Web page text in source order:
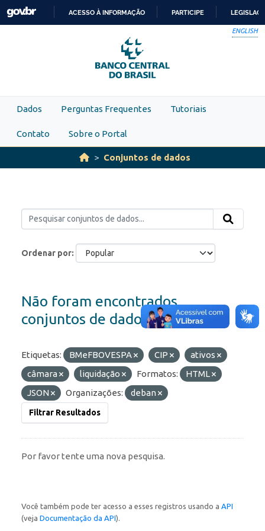
Skip to main content
PARA
O
CONTEÚDO
ACESSO À INFORMAÇÃO PARTICIPE
ENGLISH
Dados Perguntas Frequentes Tutoriais
Contato Sobre o Portal
Conjuntos de dados
Ordenar por
Não foram encontrados
conjuntos de dados
Etiquetas: BMeFBOVESPA CIP
ativos
câmara
liquidação Formatos:
HTML
JSON
Organizações: deban
Filtrar Resultados
Por favor tente uma nova pesquisa.
Você também pode ter acesso a esses registros usando a API
(veja Documentação da API).